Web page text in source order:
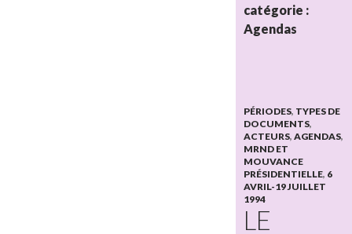
catégorie :
Agendas
PÉRIODES, TYPES DE
DOCUMENTS,
ACTEURS, AGENDAS,
MRND ET
MOUVANCE
PRÉSIDENTIELLE, 6
AVRIL-19 JUILLET
1994
LE